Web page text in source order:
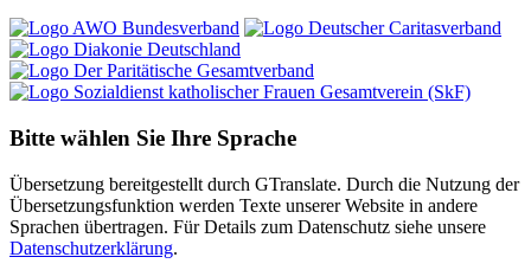
Bitte wählen Sie Ihre Sprache
Übersetzung bereitgestellt durch GTranslate. Durch die Nutzung der
Übersetzungsfunktion werden Texte unserer Website in andere
Sprachen übertragen. Für Details zum Datenschutz siehe unsere
Datenschutzerklärung.